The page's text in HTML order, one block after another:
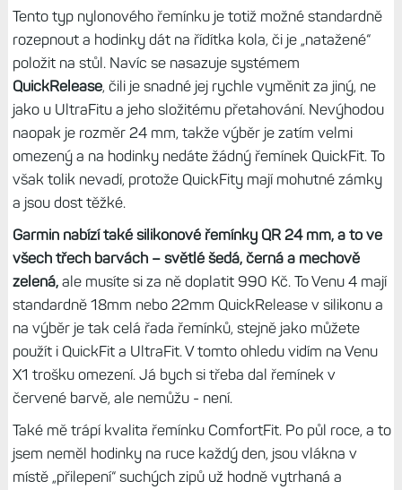
Tento typ nylonového řemínku je totiž možné standardně
rozepnout a hodinky dát na řídítka kola, či je „natažené“
položit na stůl. Navíc se nasazuje systémem
QuickRelease, čili je snadné jej rychle vyměnit za jiný, ne
jako u UltraFitu a jeho složitému přetahování. Nevýhodou
naopak je rozměr 24 mm, takže výběr je zatím velmi
omezený a na hodinky nedáte žádný řemínek QuickFit. To
však tolik nevadí, protože QuickFity mají mohutné zámky
a jsou dost těžké.
Garmin nabízí také silikonové řemínky QR 24 mm, a to ve
všech třech barvách – světlé šedá, černá a mechově
zelená,ale musíte si za ně doplatit 990 Kč. To Venu 4 mají
standardně 18mm nebo 22mm QuickRelease v silikonu a
na výběr je tak celá řada řemínků, stejně jako můžete
použít i QuickFit a UltraFit. V tomto ohledu vidím na Venu
X1 trošku omezení. Já bych si třeba dal řemínek v
červené barvě, ale nemůžu - není.
Také mě trápí kvalita řemínku ComfortFit. Po půl roce, a to
jsem neměl hodinky na ruce každý den, jsou vlákna v
místě „přilepení“ suchých zipů už hodně vytrhaná a